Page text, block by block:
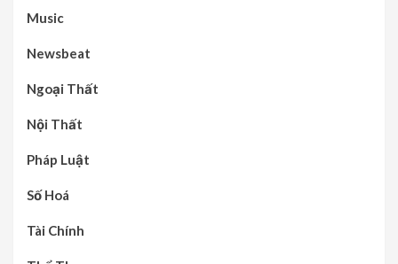
Music
Newsbeat
Ngoại Thất
Nội Thất
Pháp Luật
Số Hoá
Tài Chính